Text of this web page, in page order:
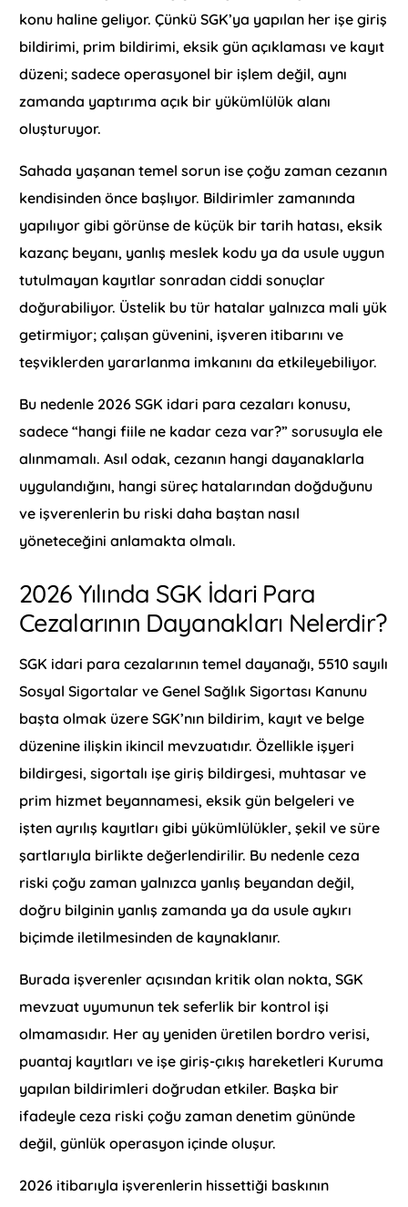
konu haline geliyor. Çünkü SGK’ya yapılan her işe giriş
bildirimi, prim bildirimi, eksik gün açıklaması ve kayıt
düzeni; sadece operasyonel bir işlem değil, aynı
zamanda yaptırıma açık bir yükümlülük alanı
oluşturuyor.
Sahada yaşanan temel sorun ise çoğu zaman cezanın
kendisinden önce başlıyor. Bildirimler zamanında
yapılıyor gibi görünse de küçük bir tarih hatası, eksik
kazanç beyanı, yanlış meslek kodu ya da usule uygun
tutulmayan kayıtlar sonradan ciddi sonuçlar
doğurabiliyor. Üstelik bu tür hatalar yalnızca mali yük
getirmiyor; çalışan güvenini, işveren itibarını ve
teşviklerden yararlanma imkanını da etkileyebiliyor.
Bu nedenle 2026 SGK idari para cezaları konusu,
sadece “hangi fiile ne kadar ceza var?” sorusuyla ele
alınmamalı. Asıl odak, cezanın hangi dayanaklarla
uygulandığını, hangi süreç hatalarından doğduğunu
ve işverenlerin bu riski daha baştan nasıl
yöneteceğini anlamakta olmalı.
2026 Yılında SGK İdari Para
Cezalarının Dayanakları Nelerdir?
SGK idari para cezalarının temel dayanağı, 5510 sayılı
Sosyal Sigortalar ve Genel Sağlık Sigortası Kanunu
başta olmak üzere SGK’nın bildirim, kayıt ve belge
düzenine ilişkin ikincil mevzuatıdır. Özellikle işyeri
bildirgesi, sigortalı işe giriş bildirgesi, muhtasar ve
prim hizmet beyannamesi, eksik gün belgeleri ve
işten ayrılış kayıtları gibi yükümlülükler, şekil ve süre
şartlarıyla birlikte değerlendirilir. Bu nedenle ceza
riski çoğu zaman yalnızca yanlış beyandan değil,
doğru bilginin yanlış zamanda ya da usule aykırı
biçimde iletilmesinden de kaynaklanır.
Burada işverenler açısından kritik olan nokta, SGK
mevzuat uyumunun tek seferlik bir kontrol işi
olmamasıdır. Her ay yeniden üretilen bordro verisi,
puantaj kayıtları ve işe giriş-çıkış hareketleri Kuruma
yapılan bildirimleri doğrudan etkiler. Başka bir
ifadeyle ceza riski çoğu zaman denetim gününde
değil, günlük operasyon içinde oluşur.
2026 itibarıyla işverenlerin hissettiği baskının